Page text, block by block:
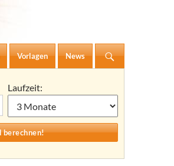
Vorlagen News
Laufzeit: